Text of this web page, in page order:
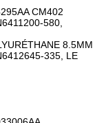
CM402
580,
8.5MM
335, LE